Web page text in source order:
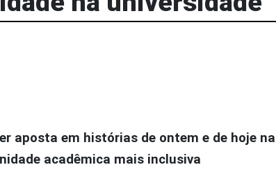
aposta em histórias de ontem e de hoje na
acadêmica mais inclusiva